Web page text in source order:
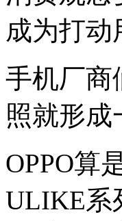
成为打动
手机厂商
照就形成
OPPO算
ULIKE系